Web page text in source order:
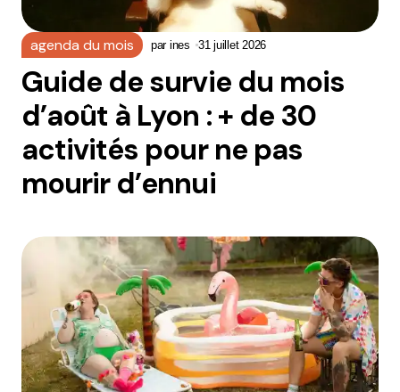
agenda du mois par ines 31 juillet 2026
Guide de survie du mois
d’août à Lyon : + de 30
activités pour ne pas
mourir d’ennui